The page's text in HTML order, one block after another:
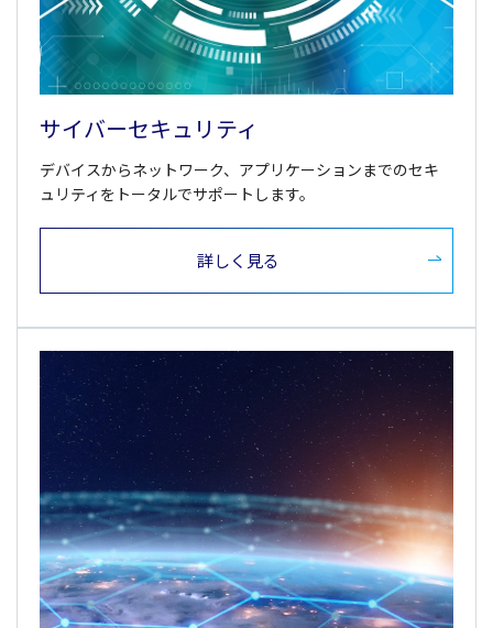
サイバーセキュリティ
デバイスからネットワーク、アプリケーションまでのセキ
ュリティをトータルでサポートします。
詳しく見る